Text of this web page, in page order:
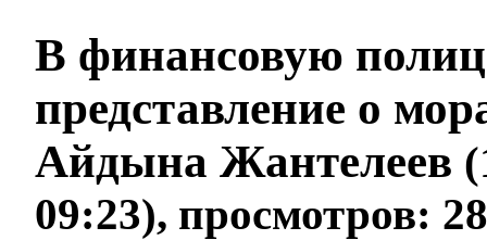
В финансовую
представление о
Айдына Жантелеев
09:23), просмотров: